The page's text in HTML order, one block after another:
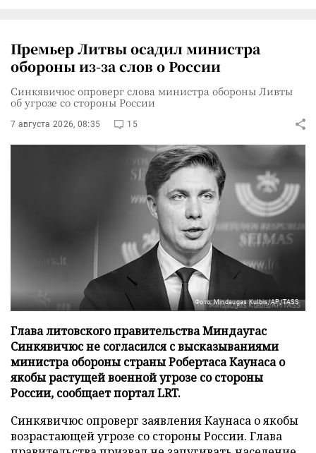
Премьер Литвы осадил министра
обороны из-за слов о России
Синкявичюс опроверг слова министра обороны Ливты
об угрозе со стороны России
7 августа 2026, 08:35 15
Фото: Mindaugas Kulbis/AP/TASS
Глава литовского правительства Миндаугас
Синкявичюс не согласился с высказываниями
министра обороны страны Робертаса Каунаса о
якобы растущей военной угрозе со стороны
России, сообщает портал LRT.
Синкявичюс опроверг заявления Каунаса о якобы
возрастающей угрозе со стороны России. Глава